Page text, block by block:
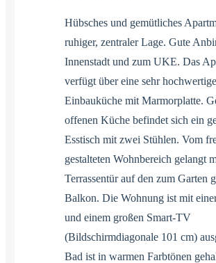
Hübsches und gemütliches
ruhiger, zentraler Lage. Gute
Innenstadt und zum UKE. Das
verfügt über eine sehr hochwertige
Einbauküche mit Marmorplatte.
offenen Küche befindet sich ein
Esstisch mit zwei Stühlen. Vom
gestalteten Wohnbereich gelangt
Terrassentür auf den zum Garten
Balkon. Die Wohnung ist mit
und einem großen Smart-TV
(Bildschirmdiagonale 101 cm)
Bad ist in warmen Farbtönen